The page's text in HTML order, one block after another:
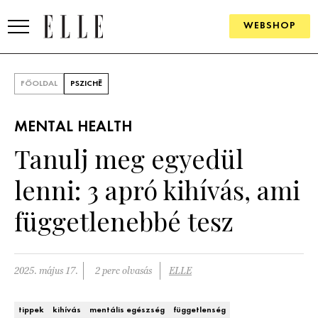
WEBSHOP
SZÉPSÉG
PSZICHÉ
ÉLETMÓD
PÁRKAPCSOLAT
FŐOLDAL PSZICHÉ
MENTAL HEALTH
Tanulj meg egyedül
lenni: 3 apró kihívás, ami
függetlenebbé tesz
2025. május 17. 2 perc olvasás ELLE
tippek kihívás mentális egészség függetlenség